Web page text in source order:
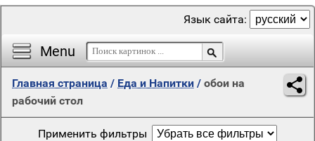
Menu
Язык сайта:
Главная страница / Еда и Напитки / обои на
рабочий стол
Применить фильтры